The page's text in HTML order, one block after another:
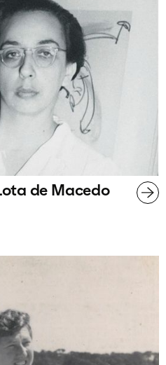
de Macedo